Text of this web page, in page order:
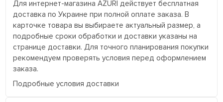
Для интернет-магазина AZURI действует бесплатная
доставка по Украине при полной оплате заказа. В
карточке товара вы выбираете актуальный размер, а
подробные сроки обработки и доставки указаны на
странице доставки. Для точного планирования покупки
рекомендуем проверять условия перед оформлением
заказа.
Подробные условия доставки